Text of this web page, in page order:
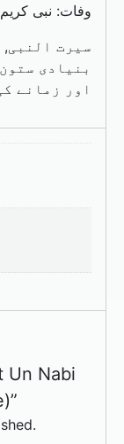
وفات: نبی
سیرت النبی,
بنیادی
اور زمانے
Un Nabi